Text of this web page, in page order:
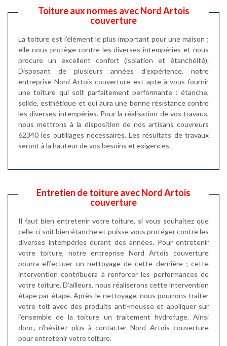
Toiture aux normes avec Nord Artois
couverture
La toiture est l’élément le plus important pour une maison ;
elle nous protège contre les diverses intempéries et nous
procure un excellent confort (isolation et étanchéité).
Disposant de plusieurs années d’expérience, notre
entreprise Nord Artois couverture est apte à vous fournir
une toiture qui soit parfaitement performante : étanche,
solide, esthétique et qui aura une bonne résistance contre
les diverses intempéries. Pour la réalisation de vos travaux,
nous mettrons à la disposition de nos artisans couvreurs
62340 les outillages nécessaires. Les résultats de travaux
seront à la hauteur de vos besoins et exigences.
Entretien de toiture avec Nord Artois
couverture
Il faut bien entretenir votre toiture, si vous souhaitez que
celle-ci soit bien étanche et puisse vous protéger contre les
diverses intempéries durant des années. Pour entretenir
votre toiture, notre entreprise Nord Artois couverture
pourra effectuer un nettoyage de cette dernière ; cette
intervention contribuera à renforcer les performances de
votre toiture. D’ailleurs, nous réaliserons cette intervention
étape par étape. Après le nettoyage, nous pourrons traiter
votre toit avec des produits anti-mousse et appliquer sur
l’ensemble de la toiture un traitement hydrofuge. Ainsi
donc, n’hésitez plus à contacter Nord Artois couverture
pour entretenir votre toiture.